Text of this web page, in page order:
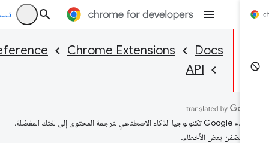
تسجيل
Docs
Chrome Extensions
Reference
API
تستخدم Google تكنولوجيا الذكاء الاصطناعي لترجمة المحتوى إلى لغتك المفضّلة،
تتضمّن بعض الأخطاء.